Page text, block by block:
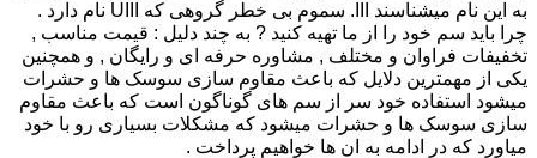
به این نام میشناسند III. سموم بی خطر گروهی که UIII نام دارد .
چرا باید سم خود را از ما تهیه کنید ? به چند دلیل : قیمت مناسب ,
تخفیفات فراوان و مختلف , مشاوره حرفه ای و رایگان , و همچنین
یکی از مهمترین دلایل که باعث مقاوم سازی سوسک ها و حشرات
میشود استفاده خود سر از سم های گوناگون است که باعث مقاوم
سازی سوسک ها و حشرات میشود که مشکلات بسیاری رو با خود
میاورد که در ادامه به ان ها خواهیم پرداخت .